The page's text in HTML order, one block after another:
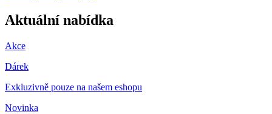
Aktuální nabídka
Akce
Dárek
Exkluzivně pouze na našem eshopu
Novinka